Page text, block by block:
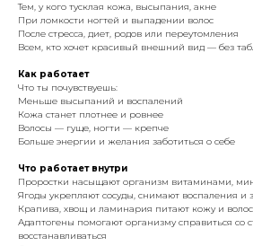
Тем, у кого тусклая кожа, высыпания, акне
При ломкости ногтей и выпадении волос
После стресса, диет, родов или переутомления
Всем, кто хочет красивый внешний вид — без
Как работает
Что ты почувствуешь:
Меньше высыпаний и воспалений
Кожа станет плотнее и ровнее
Волосы — гуще, ногти — крепче
Больше энергии и желания заботиться о себе
Что работает внутри
Проростки насыщают организм витаминами,
Ягоды укрепляют сосуды, снимают воспаления и
Крапива, хвощ и ламинария питают кожу и
Адаптогены помогают организму справиться со
восстанавливаться